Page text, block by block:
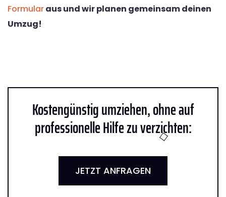
Formularaus und wir planen gemeinsam deinen
Umzug!
Kostengünstig umziehen, ohne auf
professionelle Hilfe zu verzichten:
JETZT ANFRAGEN